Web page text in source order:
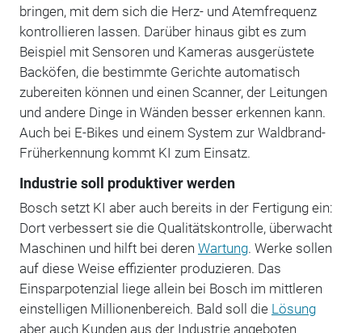
bringen, mit dem sich die Herz- und Atemfrequenz
kontrollieren lassen. Darüber hinaus gibt es zum
Beispiel mit Sensoren und Kameras ausgerüstete
Backöfen, die bestimmte Gerichte automatisch
zubereiten können und einen Scanner, der Leitungen
und andere Dinge in Wänden besser erkennen kann.
Auch bei E-Bikes und einem System zur Waldbrand-
Früherkennung kommt KI zum Einsatz.
Industrie soll produktiver werden
Bosch setzt KI aber auch bereits in der Fertigung ein:
Dort verbessert sie die Qualitätskontrolle, überwacht
Maschinen und hilft bei deren Wartung. Werke sollen
auf diese Weise effizienter produzieren. Das
Einsparpotenzial liege allein bei Bosch im mittleren
einstelligen Millionenbereich. Bald soll die Lösung
aber auch Kunden aus der Industrie angeboten